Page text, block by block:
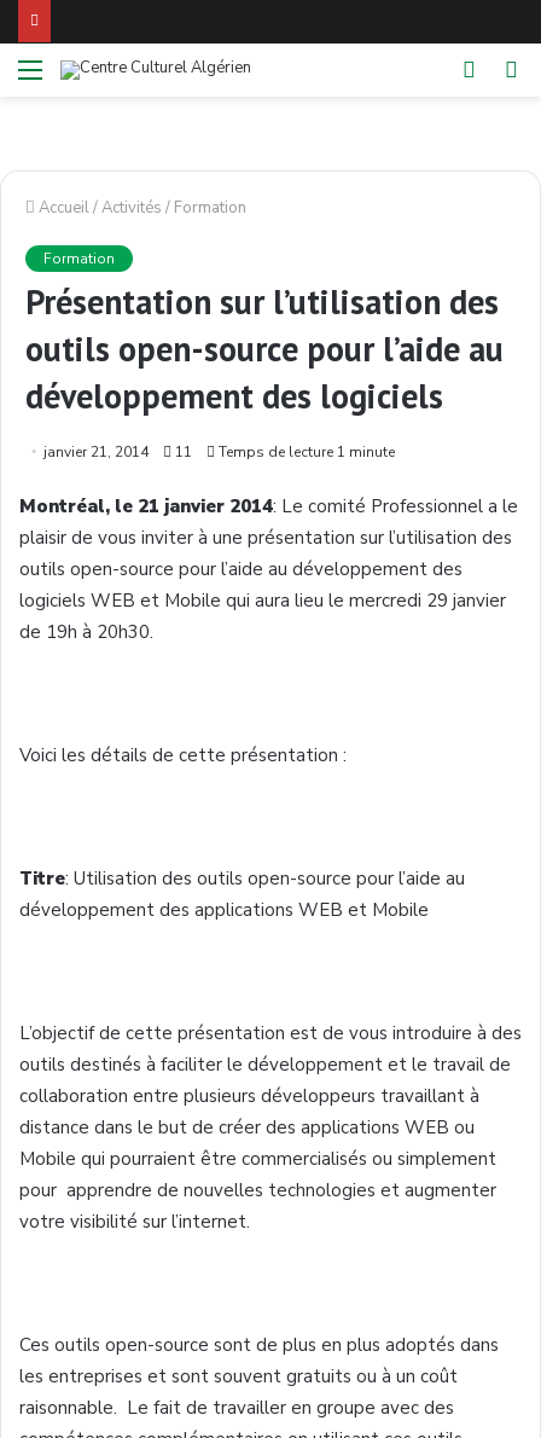
Menu
Switch
Accueil/Activités / Formation
Formation
Présentation sur l’utilisation des
outils open-source pour l’aide au
développement des logiciels
janvier 21, 2014 11 Temps de lecture 1 minute
Montréal, le 21 janvier 2014: Le comité Professionnel a le
plaisir de vous inviter à une présentation sur l’utilisation des
outils open-source pour l’aide au développement des
logiciels WEB et Mobile qui aura lieu le mercredi 29 janvier
de 19h à 20h30.
Voici les détails de cette présentation :
Titre: Utilisation des outils open-source pour l’aide au
développement des applications WEB et Mobile
L’objectif de cette présentation est de vous introduire à des
outils destinés à faciliter le développement et le travail de
collaboration entre plusieurs développeurs travaillant à
distance dans le but de créer des applications WEB ou
Mobile qui pourraient être commercialisés ou simplement
pour apprendre de nouvelles technologies et augmenter
votre visibilité sur l’internet.
Ces outils open-source sont de plus en plus adoptés dans
les entreprises et sont souvent gratuits ou à un coût
raisonnable. Le fait de travailler en groupe avec des